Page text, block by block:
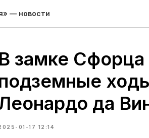
— новости
В замке
да
01-17 12:14